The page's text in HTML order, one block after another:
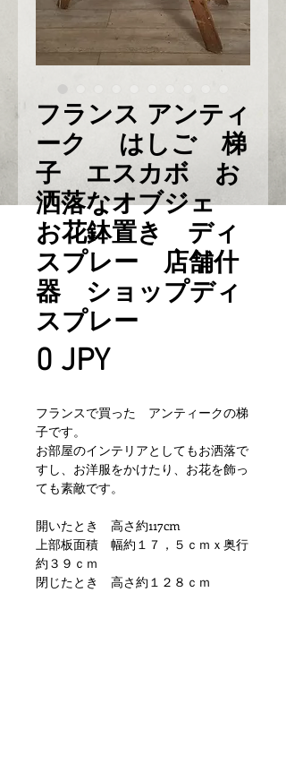
フランス アンティ
ーク はしご 梯
子 エスカボ お
洒落なオブジェ
お花鉢置き ディ
スプレー 店舗什
器 ショップディ
スプレー
0 JPYPrix
フランスで買った アンティークの梯
子です。
お部屋のインテリアとしてもお洒落で
すし、お洋服をかけたり、お花を飾っ
ても素敵です。
開いたとき 高さ約117cm
上部板面積 幅約１７，５ｃｍｘ奥行
約３９ｃｍ
閉じたとき 高さ約１２８ｃｍ